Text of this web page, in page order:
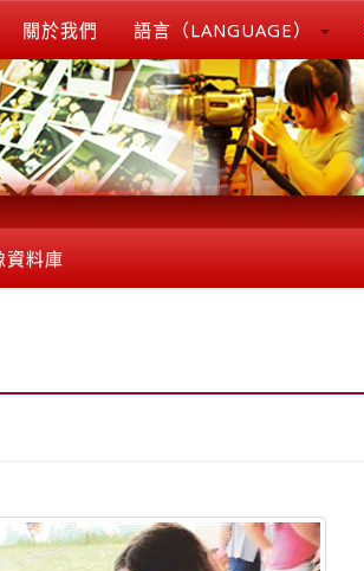
關於我們 語言（LANGUAGE）
資料庫